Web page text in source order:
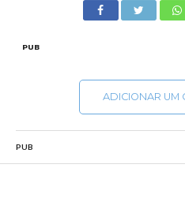
PUB
ADICIONAR UM
PUB